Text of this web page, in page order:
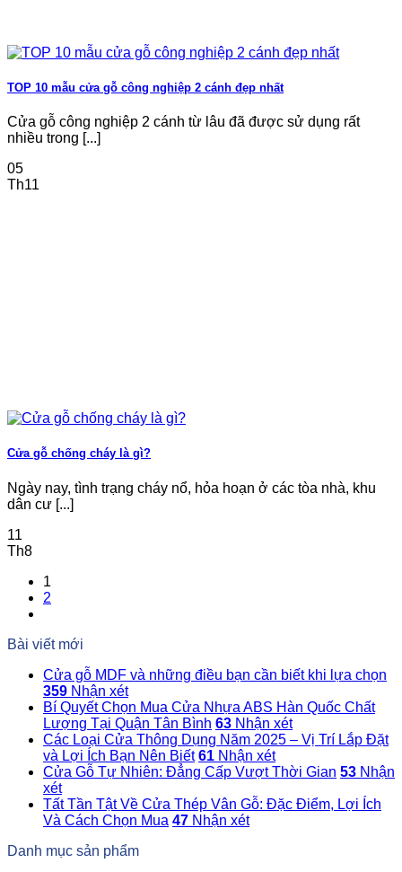
TOP 10 mẫu cửa gỗ công nghiệp 2 cánh đẹp nhất
Cửa gỗ công nghiệp 2 cánh từ lâu đã được sử dụng rất
nhiều trong [...]
05
Th11
Cửa gỗ chống cháy là gì?
Ngày nay, tình trạng cháy nổ, hỏa hoạn ở các tòa nhà, khu
dân cư [...]
11
Th8
1
2
Bài viết mới
Cửa gỗ MDF và những điều bạn cần biết khi lựa chọn
359 Nhận xét
Bí Quyết Chọn Mua Cửa Nhựa ABS Hàn Quốc Chất
Lượng Tại Quận Tân Bình 63 Nhận xét
Các Loại Cửa Thông Dụng Năm 2025 – Vị Trí Lắp Đặt
và Lợi Ích Bạn Nên Biết 61 Nhận xét
Cửa Gỗ Tự Nhiên: Đẳng Cấp Vượt Thời Gian 53 Nhận
xét
Tất Tần Tật Về Cửa Thép Vân Gỗ: Đặc Điểm, Lợi Ích
Và Cách Chọn Mua 47 Nhận xét
Danh mục sản phẩm